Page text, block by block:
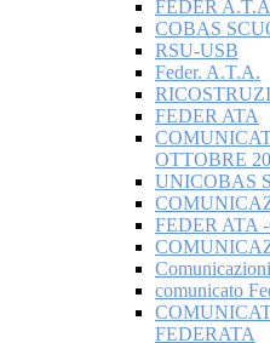
FEDER
COBAS
RSU-USB
Feder. A.T.A.
FEDER ATA
OTTOBRE
UNICOBAS
FEDER ATA
comunicato
FEDERATA